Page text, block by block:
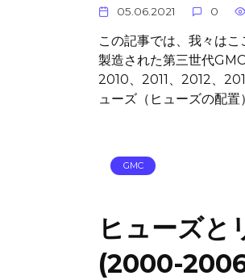
05.06.2021 0
この記事では、我々は
製造された第三世代
2010、2011、2012、
ューズ（ヒューズの配置
GMC
ヒューズ
(2000-